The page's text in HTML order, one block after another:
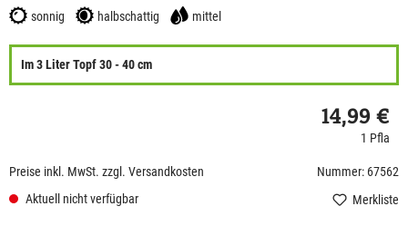
sonnig halbschattig mittel
Im 3 Liter Topf 30 - 40 cm
14,99 €
1 Pfla
Preise inkl. MwSt. zzgl. Versandkosten
Nummer: 67562
Aktuell nicht verfügbar
Merkliste